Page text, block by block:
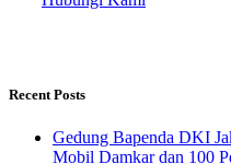
Recent Posts
Gedung Bapenda DKI
Mobil Damkar dan 100